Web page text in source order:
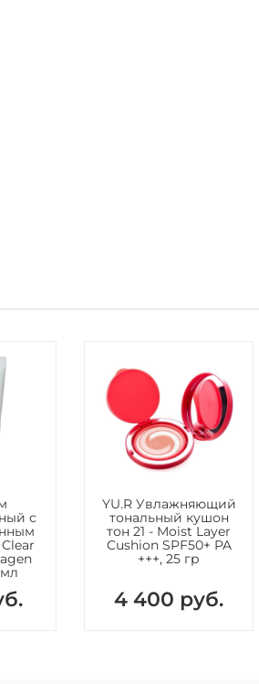
с
YU.R Увлажняющий
тональный кушон
тон 21 - Moist Layer
Cushion SPF50+ PA
+++, 25 гр
4 400 руб.